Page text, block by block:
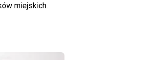
miejskich.